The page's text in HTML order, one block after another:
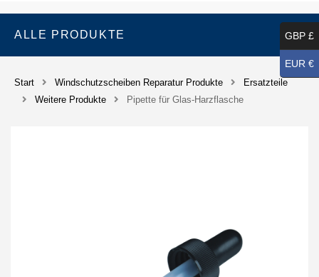
ALLE PRODUKTE
Start Windschutzscheiben Reparatur Produkte
Ersatzteile
Weitere Produkte
Pipette für Glas-Harzflasche
GBP £
EUR €